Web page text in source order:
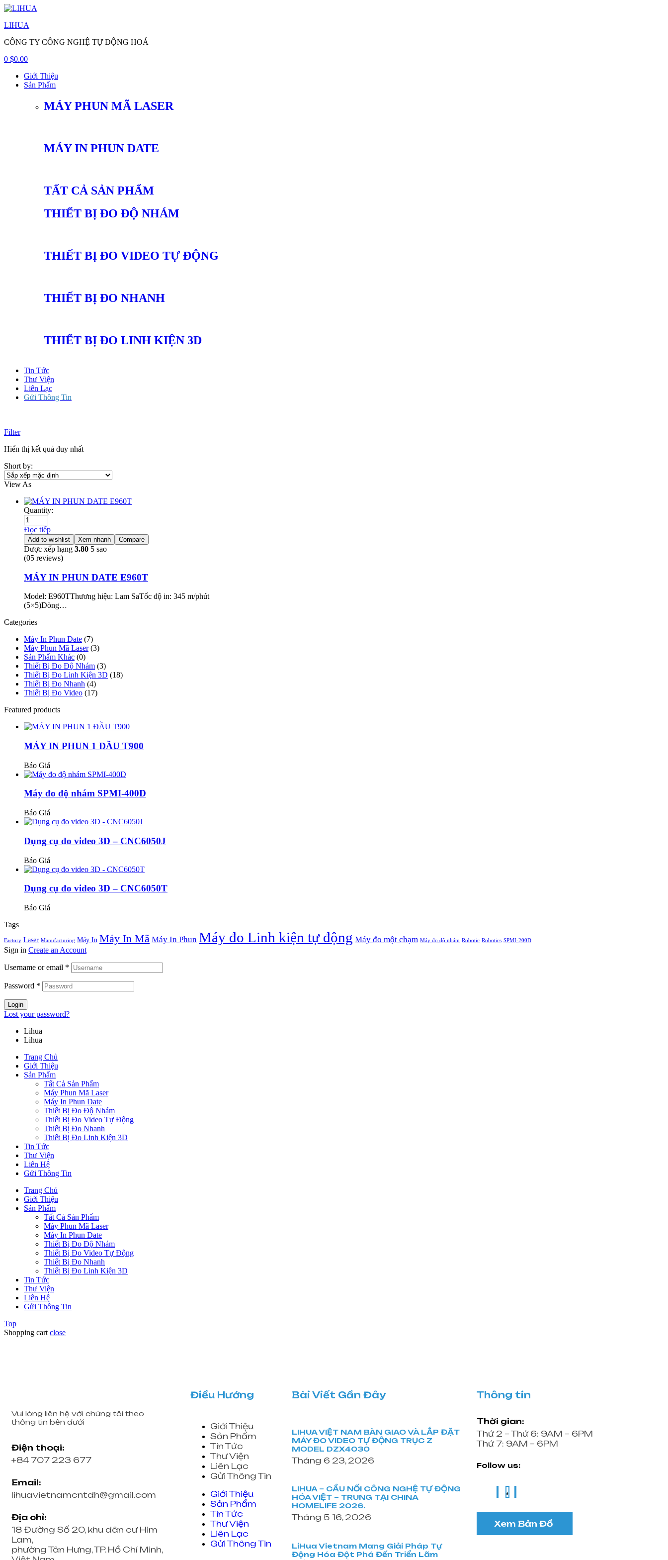
LIHUA
CÔNG TY CÔNG NGHỆ TỰ ĐỘNG HOÁ
0 $0.00
Giới Thiệu
Sản Phẩm
MÁY PHUN MÃ LASER
MÁY IN PHUN DATE
TẤT CẢ SẢN PHẨM
THIẾT BỊ ĐO ĐỘ NHÁM
THIẾT BỊ ĐO VIDEO TỰ ĐỘNG
THIẾT BỊ ĐO NHANH
THIẾT BỊ ĐO LINH KIỆN 3D
Tin Tức
Thư Viện
Liên Lạc
Gửi Thông Tin
Filter
Hiển thị kết quả duy nhất
Short by:
View As
Quantity:
Đọc tiếp
Add to wishlist Xem nhanh Compare
Được xếp hạng 3.80 5 sao
(05 reviews)
MÁY IN PHUN DATE E960T
Model: E960TThương hiệu: Lam SaTốc độ in: 345 m/phút
(5×5)Dòng…
Categories
Máy In Phun Date (7)
Máy Phun Mã Laser (3)
Sản Phẩm Khác (0)
Thiết Bị Đo Độ Nhám (3)
Thiết Bị Đo Linh Kiện 3D (18)
Thiết Bị Đo Nhanh (4)
Thiết Bị Đo Video (17)
Featured products
MÁY IN PHUN 1 ĐẦU T900
Báo Giá
Máy đo độ nhám SPMI-400D
Báo Giá
Dụng cụ đo video 3D – CNC6050J
Báo Giá
Dụng cụ đo video 3D – CNC6050T
Báo Giá
Tags
Factory Laser Manufacturing Máy In Máy In Mã Máy In Phun Máy đo Linh kiện tự động Máy đo một chạm Máy đo độ nhám Robotic Robotics SPMI-200D
Sign in Create an Account
Username or email *
Password *
Login
Lost your password?
Lihua
Lihua
Trang Chủ
Giới Thiệu
Sản Phẩm
Tất Cả Sản Phẩm
Máy Phun Mã Laser
Máy In Phun Date
Thiết Bị Đo Độ Nhám
Thiết Bị Đo Video Tự Động
Thiết Bị Đo Nhanh
Thiết Bị Đo Linh Kiện 3D
Tin Tức
Thư Viện
Liên Hệ
Gửi Thông Tin
Trang Chủ
Giới Thiệu
Sản Phẩm
Tất Cả Sản Phẩm
Máy Phun Mã Laser
Máy In Phun Date
Thiết Bị Đo Độ Nhám
Thiết Bị Đo Video Tự Động
Thiết Bị Đo Nhanh
Thiết Bị Đo Linh Kiện 3D
Tin Tức
Thư Viện
Liên Hệ
Gửi Thông Tin
Top
Shopping cart close
Vui lòng liên hệ với chúng tôi theo
thông tin bên dưới
Điện thoại:
+84 707 223 677
Email:
lihuavietnamcntdh@gmail.com
Địa chỉ:
18 Đường Số 20, khu dân cư Him
Lam,
phường Tân Hưng, TP. Hồ Chí Minh,
Điều Hướng
Giới Thiệu
Sản Phẩm
Tin Tức
Thư Viện
Liên Lạc
Gửi Thông Tin
Giới Thiệu
Sản Phẩm
Tin Tức
Thư Viện
Liên Lạc
Gửi Thông Tin
Bài Viết Gần Đây
LIHUA VIỆT NAM BÀN GIAO VÀ LẮP ĐẶT
MÁY ĐO VIDEO TỰ ĐỘNG TRỤC Z
MODEL DZX4030
Tháng 6 23, 2026
LIHUA – CẦU NỐI CÔNG NGHỆ TỰ ĐỘNG
HÓA VIỆT – TRUNG TẠI CHINA
HOMELIFE 2026.
Tháng 5 16, 2026
LiHua Vietnam Mang Giải Pháp Tự
Động Hóa Đột Phá Đến Triển Lãm
Thông tin
Thời gian:
Thứ 2 – Thứ 6: 9AM – 6PM
Thứ 7: 9AM – 6PM
Follow us:
Xem Bản Đồ